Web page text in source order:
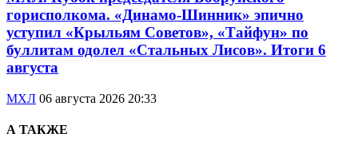
горисполкома. «Динамо-Шинник» эпично
уступил «Крыльям Советов», «Тайфун» по
буллитам одолел «Стальных Лисов». Итоги 6
августа
МХЛ 06 августа 2026 20:33
А ТАКЖЕ